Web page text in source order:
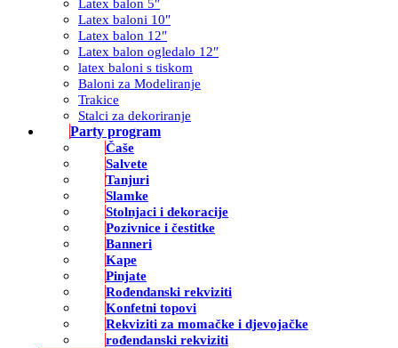
Latex balon 5″
Latex baloni 10″
Latex balon 12″
Latex balon ogledalo 12″
latex baloni s tiskom
Baloni za Modeliranje
Trakice
Stalci za dekoriranje
Party program
Čaše
Salvete
Tanjuri
Slamke
Stolnjaci i dekoracije
Pozivnice i čestitke
Banneri
Kape
Pinjate
Rođendanski rekviziti
Konfetni topovi
Rekviziti za momačke i djevojačke
rođendanski rekviziti